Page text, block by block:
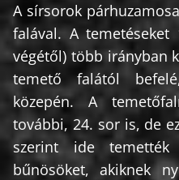
A sírsorok
falával. A temetéseket
végétől) több irányban
temető falától
közepén. A
további, 24. sor is, de
szerint ide
bűnösöket, akiknek